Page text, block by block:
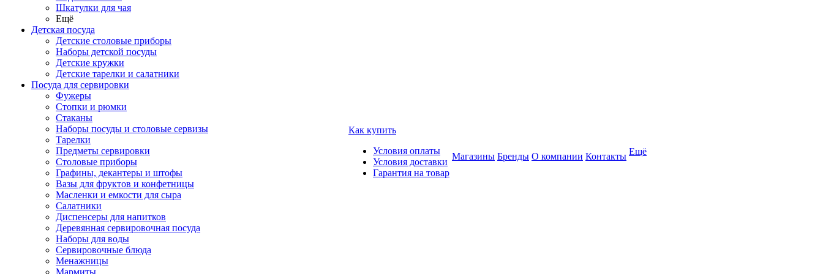
Шкатулки для чая
Ещё
Детская посуда
Детские столовые приборы
Наборы детской посуды
Детские кружки
Детские тарелки и салатники
Посуда для сервировки
Фужеры
Стопки и рюмки
Стаканы
Наборы посуды и столовые сервизы
Тарелки
Предметы сервировки
Столовые приборы
Графины, декантеры и штофы
Вазы для фруктов и конфетницы
Масленки и емкости для сыра
Салатники
Диспенсеры для напитков
Деревянная сервировочная посуда
Наборы для воды
Сервировочные блюда
Менажницы
Мармиты
Как купить
Условия оплаты
Условия доставки
Гарантия на товар
Магазины Бренды О компании Контакты Ещё